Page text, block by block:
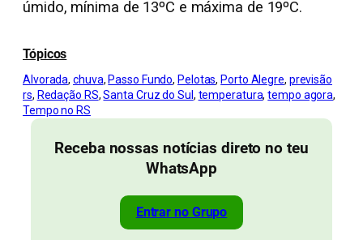
úmido, mínima de 13ºC e máxima de 19ºC.
Tópicos
Alvorada, chuva, Passo Fundo, Pelotas, Porto Alegre, previsão
rs, Redação RS, Santa Cruz do Sul , temperatura, tempo agora
Tempo no RS
Receba nossas notícias direto no teu
WhatsApp
Entrar no Grupo